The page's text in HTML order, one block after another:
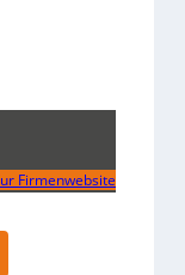
Firmenwebsite